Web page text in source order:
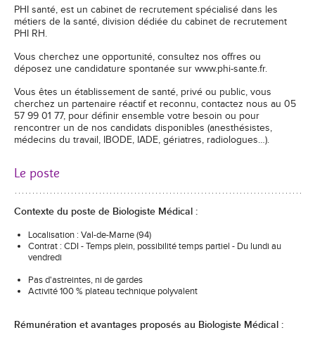
PHI santé, est un cabinet de recrutement spécialisé dans les
métiers de la santé, division dédiée du cabinet de recrutement
PHI RH.
Vous cherchez une opportunité, consultez nos offres ou
déposez une candidature spontanée sur www.phi-sante.fr.
Vous êtes un établissement de santé, privé ou public, vous
cherchez un partenaire réactif et reconnu, contactez nous au 05
57 99 01 77, pour définir ensemble votre besoin ou pour
rencontrer un de nos candidats disponibles (anesthésistes,
médecins du travail, IBODE, IADE, gériatres, radiologues…).
Le poste
Contexte du poste de Biologiste Médical :
Localisation : Val-de-Marne (94)
Contrat : CDI - Temps plein, possibilité temps partiel - Du lundi au
vendredi
Pas d'astreintes, ni de gardes
Activité 100 % plateau technique polyvalent
Rémunération et avantages proposés au Biologiste Médical :